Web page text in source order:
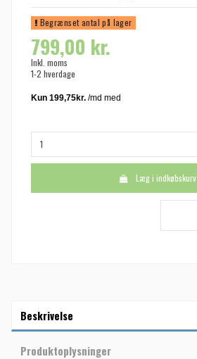
Begrænset antal på lager
799,00 kr.
Inkl. moms
1-2 hverdage
Læg i indkøbskurv
Beskrivelse
Produktoplysninger